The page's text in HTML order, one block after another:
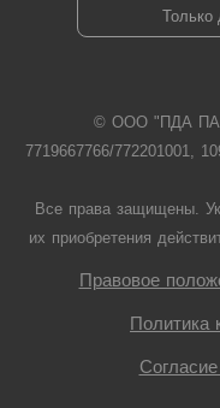
Только
© ООО "ПДА
7719667766/772201001,
Все права защищены.
их приобретения
Правовое
Политика